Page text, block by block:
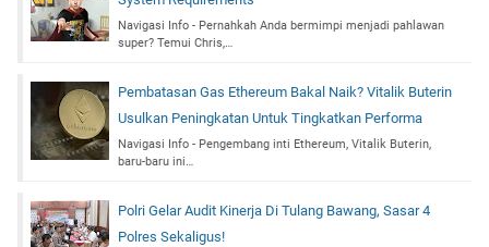
Navigasi Info - Pernahkah Anda bermimpi menjadi pahlawan
super? Temui Chris,…
Pembatasan Gas Ethereum Bakal Naik? Vitalik Buterin
Usulkan Peningkatan Untuk Tingkatkan Performa
Navigasi Info - Pengembang inti Ethereum, Vitalik Buterin,
baru-baru ini…
Polri Gelar Audit Kinerja Di Tulang Bawang, Sasar 4
Polres Sekaligus!